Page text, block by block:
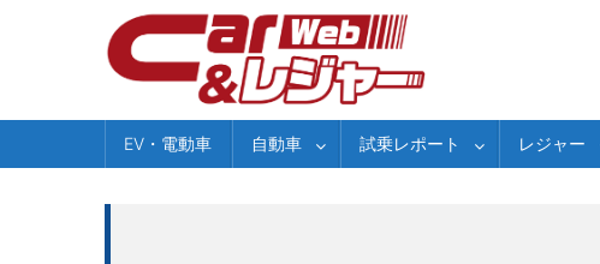
EV・電動車 自動車 試乗レポート レジャー